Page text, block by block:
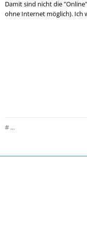
Damit sind nicht die
ohne Internet möglich). Ich
# ...